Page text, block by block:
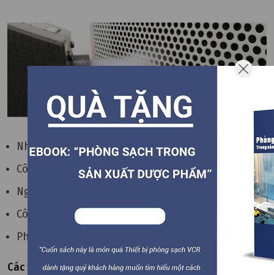
Nhà máy năng lượng hạt nhân
Công ty xây dựng
Ngành công nghiệp thực phẩm
Công nghiệp Điện tử
Phòng nghiên cứu, thí nghiệm
Các thiết bị cần sử dụng DOP Test